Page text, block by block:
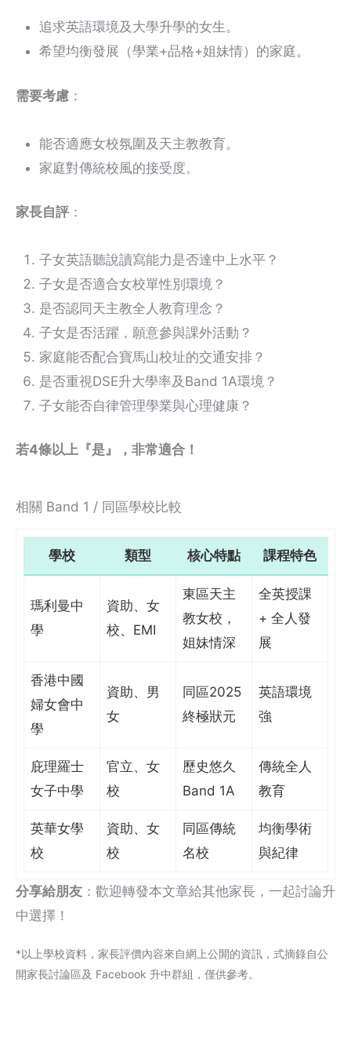
追求英語環境及大學升學的女生。
希望均衡發展（學業+品格+姐妹情）的家庭。
需要考慮 ：
能否適應女校氛圍及天主教教育。
家庭對傳統校風的接受度。
家長自評 ：
子女英語聽說讀寫能力是否達中上水平？
子女是否適合女校單性別環境？
是否認同天主教全人教育理念？
子女是否活躍，願意參與課外活動？
家庭能否配合寶馬山校址的交通安排？
是否重視DSE升大學率及Band 1A環境？
子女能否自律管理學業與心理健康？
若4條以上『是』，非常適合！
相關 Band 1 / 同區學校比較
學校 類型 核心特點 課程特色
瑪利曼中
學
資助、女
校、EMI
東區天主
教女校，
姐妹情深
全英授課
+ 全人發
展
香港中國
婦女會中
學
資助、男
女
同區2025
終極狀元
英語環境
強
庇理羅士
女子中學
官立、女
校
歷史悠久
Band 1A
傳統全人
教育
英華女學
校
資助、女
校
同區傳統
名校
均衡學術
與紀律
分享給朋友 ：歡迎轉發本文章給其他家長，一起討論升
中選擇！
*以上學校資料，家長評價內容來自網上公閞的資訊，式摘錄自公
開家長討論區及 Facebook 升中群組，僅供參考。